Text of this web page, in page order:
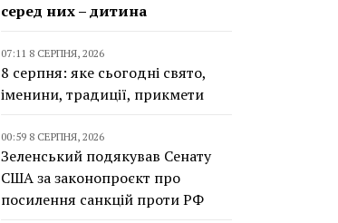
серед них – дитина
07:11 8 СЕРПНЯ, 2026
8 серпня: яке сьогодні свято,
іменини, традиції, прикмети
00:59 8 СЕРПНЯ, 2026
Зеленський подякував Сенату
США за законопроєкт про
посилення санкцій проти РФ